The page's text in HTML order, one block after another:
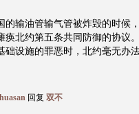
的输油管输气管被炸毁的时候
痪北约第五条共同防御的协议
础设施的罪恶时，北约毫无办
回复 双不